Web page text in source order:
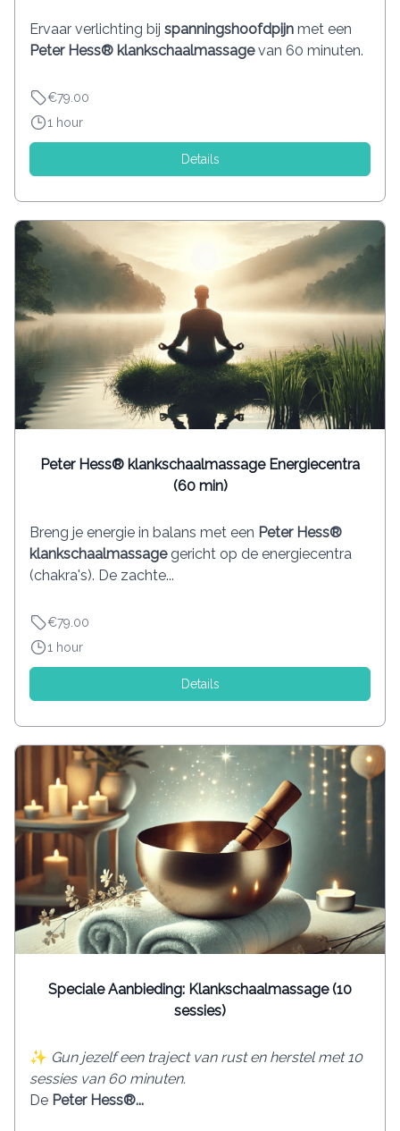
Ervaar verlichting bij spanningshoofdpijn met een
Peter Hess® klankschaalmassagevan 60 minuten.
€79.00
1 hour
Details
Peter Hess® klankschaalmassage Energiecentra
(60 min)
Breng je energie in balans met een Peter Hess®
klankschaalmassagegericht op de energiecentra
(chakra's). De zachte...
€79.00
1 hour
Details
Speciale Aanbieding: Klankschaalmassage (10
sessies)
✨ Gun jezelf een traject van rust en herstel met 10
sessies van 60 minuten.
De Peter Hess®...